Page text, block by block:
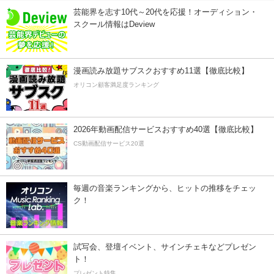
芸能界を志す10代～20代を応援！オーディション・
スクール情報はDeview
漫画読み放題サブスクおすすめ11選【徹底比較】
オリコン顧客満足度ランキング
2026年動画配信サービスおすすめ40選【徹底比較】
CS動画配信サービス20選
毎週の音楽ランキングから、ヒットの推移をチェッ
ク！
試写会、登壇イベント、サインチェキなどプレゼン
ト！